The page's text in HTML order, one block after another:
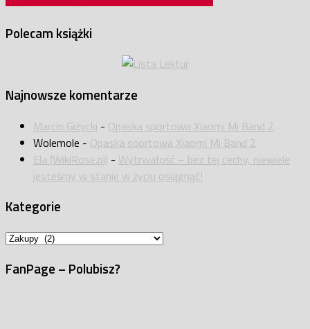
Polecam książki
Najnowsze komentarze
Marcin Giżycki - Opaska sportowa Xiaomi Mi Band 2
Wolemole - Opaska sportowa Xiaomi Mi Band 2
Ela (WikiRose.pl) - Wytrwałość – bez tej cechy, niewiele
jesteśmy w stanie w życiu osiągnąć!
Kategorie
Kategorie
FanPage – Polubisz?